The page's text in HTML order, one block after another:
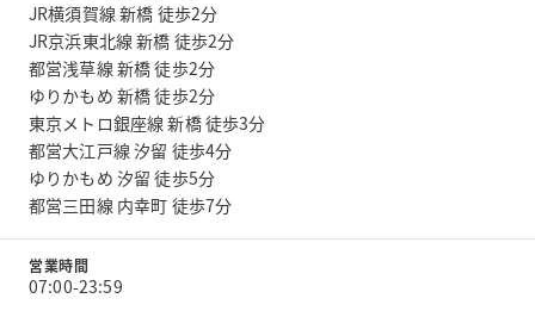
JR横須賀線 新橋 徒歩2分
JR京浜東北線 新橋 徒歩2分
都営浅草線 新橋 徒歩2分
ゆりかもめ 新橋 徒歩2分
東京メトロ銀座線 新橋 徒歩3分
都営大江戸線 汐留 徒歩4分
ゆりかもめ 汐留 徒歩5分
都営三田線 内幸町 徒歩7分
営業時間
07:00-23:59